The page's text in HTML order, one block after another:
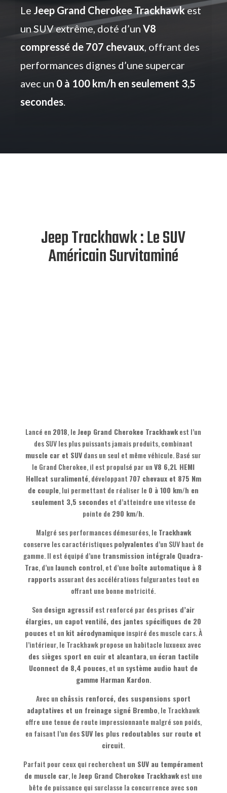
Le Jeep Grand Cherokee Trackhawkest
un SUV extrême, doté d’un V8
compressé de 707 chevaux , offrant des
performances dignes d’une supercar
avec un 0 à 100 km/h en seulement 3,5
secondes
Jeep Trackhawk : Le SUV
Américain Survitaminé
Lancé en 2018, leJeep Grand Cherokee Trackhawkest l’un
des SUV les plus puissants jamais produits, combinant
muscle car et SUVdans un seul et même véhicule. Basé sur
le Grand Cherokee, il est propulsé par unV8 6,2L HEMI
Hellcat suralimenté, développant 707 chevaux et 875 Nm
de couple, lui permettant de réaliser le 0 à 100 km/h en
seulement 3,5 secondes et d’atteindre une vitesse de
pointe de 290 km/h.
Malgré ses performances démesurées, le Trackhawk
conserve les caractéristiquespolyvalentes d’un SUV haut de
gamme. Il est équipé d’une transmission intégrale Quadra-
Trac, d’un launch control, et d’une boîte automatique à 8
rapports assurant des accélérations fulgurantes tout en
offrant une bonne motricité.
Son design agressif est renforcé par desprises d’air
élargies, un capot ventilé, des jantes spécifiques de 20
pouces et un kit aérodynamiqueinspiré des muscle cars. À
l’intérieur, le Trackhawk propose un habitacle luxueux avec
des sièges sport en cuir et alcantara, un écran tactile
Uconnect de 8,4 pouces, et un système audio haut de
gamme Harman Kardon.
Avec un châssis renforcé, des suspensions sport
adaptatives et un freinage signé Brembo, le Trackhawk
offre une tenue de route impressionnante malgré son poids,
en faisant l’un desSUV les plus redoutables sur route et
circuit.
Parfait pour ceux qui recherchent un SUV au tempérament
de muscle car, leJeep Grand Cherokee Trackhawkest une
bête de puissance qui surclasse la concurrence avec son